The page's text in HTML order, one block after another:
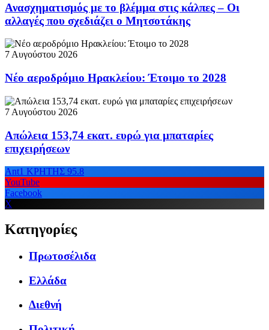
Ανασχηματισμός με το βλέμμα στις κάλπες – Οι
αλλαγές που σχεδιάζει ο Μητσοτάκης
7 Αυγούστου 2026
Νέο αεροδρόμιο Ηρακλείου: Έτοιμο το 2028
7 Αυγούστου 2026
Απώλεια 153,74 εκατ. ευρώ για μπαταρίες
επιχειρήσεων
Ant1 ΚΡΗΤΗΣ 95.8
YouTube
Facebook
X
Κατηγορίες
Πρωτοσέλιδα
Ελλάδα
Διεθνή